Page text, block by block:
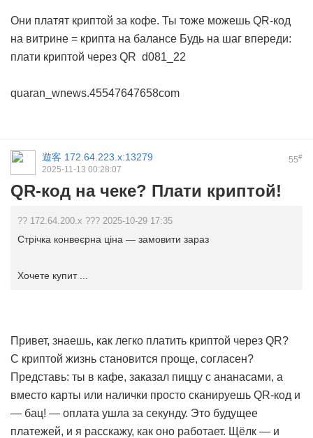
Они платят криптой за кофе. Ты тоже можешь QR-код
на витрине = крипта на балансе Будь на шаг впереди:
плати криптой через QR d081_22
quaran_wnews.45547647658com
55#
遊客 172.64.223.x:13279
2025-11-13 00:28:07
QR-код на чеке? Плати криптой!
?? 172.64.200.x ??? 2025-10-29 17:35
Стрічка конвеєрна ціна — замовити зараз
Хочете купит ...
Привет, знаешь, как легко платить криптой через QR?
С криптой жизнь становится проще, согласен?
Представь: ты в кафе, заказал пиццу с ананасами, а
вместо карты или налички просто сканируешь QR-код и
— бац! — оплата ушла за секунду. Это будущее
платежей, и я расскажу, как оно работает. Щёлк — и